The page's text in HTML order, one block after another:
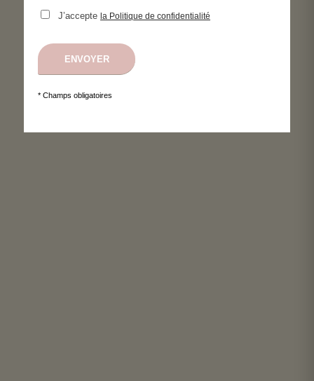
J’accepte la Politique de confidentialité
* Champs obligatoires